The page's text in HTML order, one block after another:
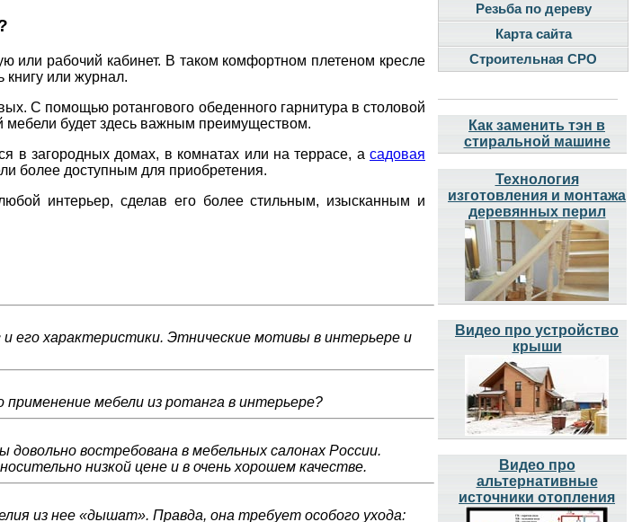
или рабочий кабинет. В таком комфортном плетеном кресле
книгу или журнал.
С помощью ротангового обеденного гарнитура в столовой
мебели будет здесь важным преимуществом.
в загородных домах, в комнатах или на террасе, а садовая
более доступным для приобретения.
интерьер, сделав его более стильным, изысканным и
характеристики. Этнические мотивы в интерьере и
мебели из ротанга в интерьере?
востребована в мебельных салонах России.
низкой цене и в очень хорошем качестве.
из нее «дышат». Правда, она требует особого ухода:
Резьба по дереву
Карта сайта
Строительная СРО
Как заменить тэн в
стиральной машине
Технология
изготовления и монтажа
деревянных перил
Видео про устройство
крыши
Видео про
альтернативные
источники отопления